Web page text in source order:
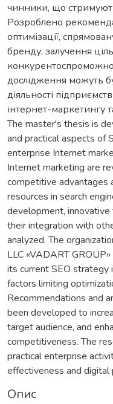
чинники, що стримують
Розроблено
оптимізації,
бренду, залучення
дослідження можуть
діяльності
інтернет-маркетингу
The master's thesis is
and practical aspects of
enterprise Internet
Internet marketing are
competitive advantages
resources in search
development, innovative
their integration with
analyzed. The
LLC «VADART
its current SEO strategy
factors limiting
Recommendations and
been developed to
target audience, and
competitiveness. The
practical enterprise
effectiveness and digital
Опис